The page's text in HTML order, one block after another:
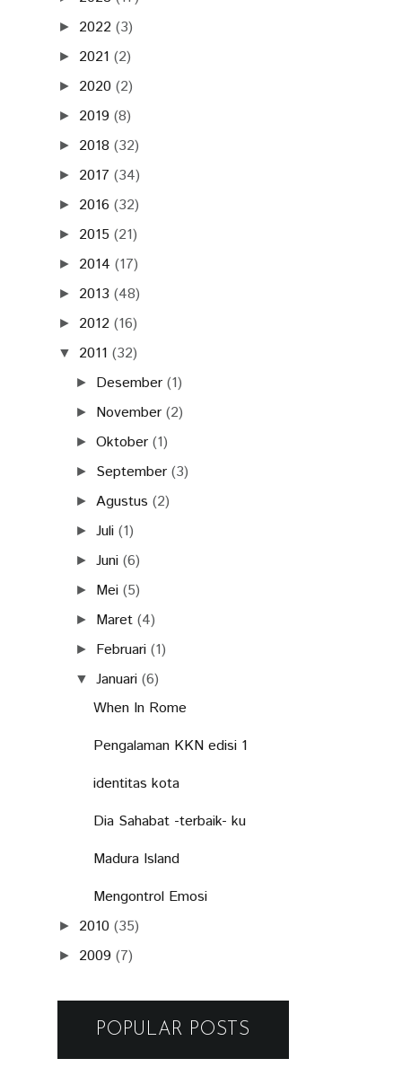
► 2022 (3)
► 2021 (2)
► 2020 (2)
► 2019 (8)
► 2018 (32)
► 2017 (34)
► 2016 (32)
► 2015 (21)
► 2014 (17)
► 2013 (48)
► 2012 (16)
▼ 2011 (32)
► Desember (1)
► November (2)
►Oktober (1)
► September (3)
► Agustus (2)
►Juli (1)
►Juni (6)
► Mei (5)
► Maret (4)
► Februari (1)
▼ Januari (6)
When In Rome
Pengalaman KKN edisi 1
identitas kota
Dia Sahabat -terbaik- ku
Madura Island
Mengontrol Emosi
► 2010 (35)
► 2009 (7)
POPULAR POSTS